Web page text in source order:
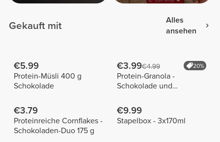
Gekauft mit
Alles
ansehen
€5.99
Protein-Müsli 400 g
Schokolade
€3.99€4.99 20%
Protein-Granola -
Schokolade und
€3.79
Proteinreiche Cornflakes -
Schokoladen-Duo 175 g
€9.99
Stapelbox - 3x170ml